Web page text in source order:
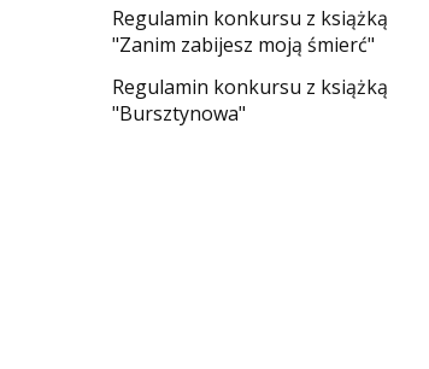
Regulamin konkursu z książką
"Zanim zabijesz moją śmierć"
Regulamin konkursu z książką
"Bursztynowa"